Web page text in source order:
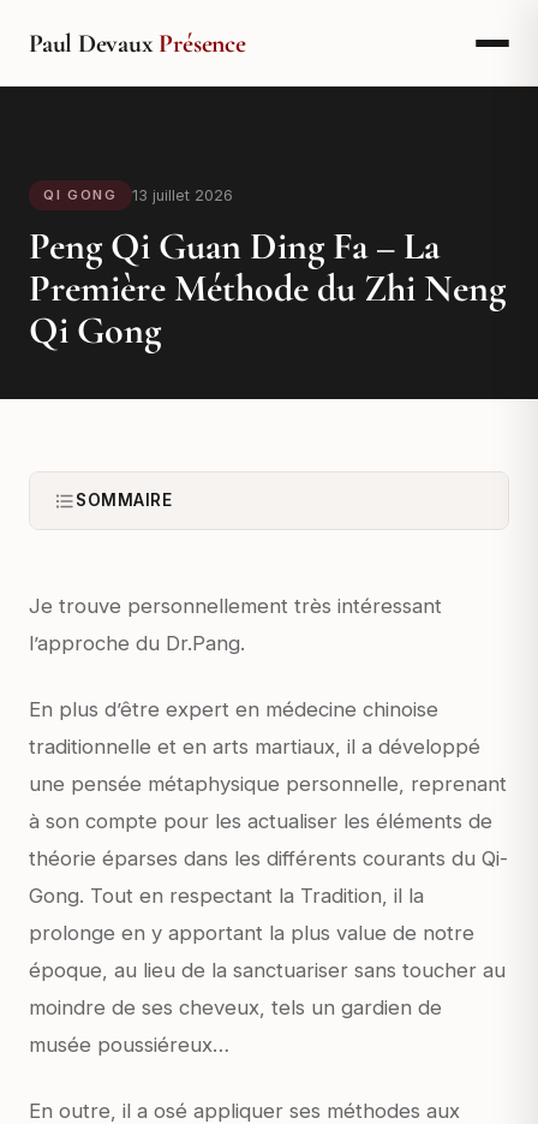
Paul DevauxPrésence
QI GONG 13 juillet 2026
Peng Qi Guan Ding Fa – La
Première Méthode du Zhi Neng
Qi Gong
SOMMAIRE
Je trouve personnellement très intéressant
l’approche du Dr.Pang.
En plus d’être expert en médecine chinoise
traditionnelle et en arts martiaux, il a développé
une pensée métaphysique personnelle, reprenant
à son compte pour les actualiser les éléments de
théorie éparses dans les différents courants du Qi-
Gong. Tout en respectant la Tradition, il la
prolonge en y apportant la plus value de notre
époque, au lieu de la sanctuariser sans toucher au
moindre de ses cheveux, tels un gardien de
musée poussiéreux…
En outre, il a osé appliquer ses méthodes aux